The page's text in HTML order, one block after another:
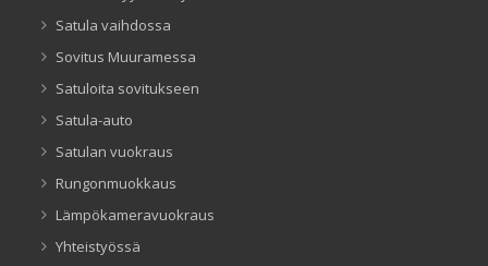
Satula vaihdossa
Sovitus Muuramessa
Satuloita sovitukseen
Satula-auto
Satulan vuokraus
Rungonmuokkaus
Lämpökameravuokraus
Yhteistyössä